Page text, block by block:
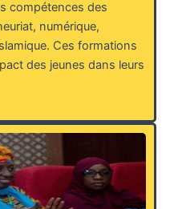
compétences des
numérique,
Ces formations
des jeunes dans leurs